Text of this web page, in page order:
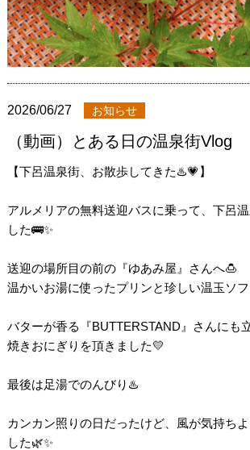
2026/06/27 お知らせ
（動画）とある日の温泉街Vlog
【下呂温泉街、お散歩してきた♨️💗】
アルメリアの無料送迎バスに乗って、下呂
した🚌✨
送迎の場所目の前の『ゆあみ屋』さんへ🍮
温かいお湯に使ったプリンと珍しい温玉ソ
バターが香る『BUTTERSTAND』さんにも
焼きおにぎりを頂きました💛
最後は足湯でのんびり♨️
カンカン照りの日だったけど、風が気持ち
した🌿✨